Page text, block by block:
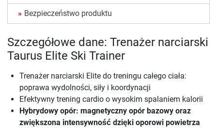
Bezpieczeństwo produktu
Szczegółowe dane: Trenażer narciarski
Taurus Elite Ski Trainer
Trenażer narciarski Elite do treningu całego ciała:
poprawa wydolności, siły i koordynacji
Efektywny trening cardio o wysokim spalaniem kalorii
Hybrydowy opór: magnetyczny opór bazowy oraz
zwiększona intensywność dzięki oporowi powietrza